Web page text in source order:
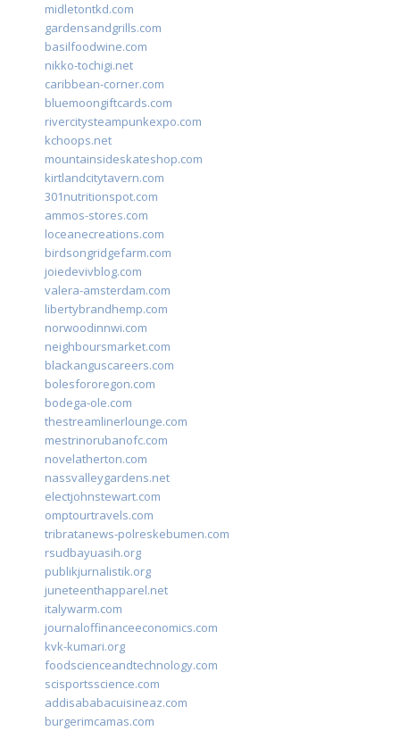
midletontkd.com
gardensandgrills.com
basilfoodwine.com
nikko-tochigi.net
caribbean-corner.com
bluemoongiftcards.com
rivercitysteampunkexpo.com
kchoops.net
mountainsideskateshop.com
kirtlandcitytavern.com
301nutritionspot.com
ammos-stores.com
loceanecreations.com
birdsongridgefarm.com
joiedevivblog.com
valera-amsterdam.com
libertybrandhemp.com
norwoodinnwi.com
neighboursmarket.com
blackanguscareers.com
bolesfororegon.com
bodega-ole.com
thestreamlinerlounge.com
mestrinorubanofc.com
novelatherton.com
nassvalleygardens.net
electjohnstewart.com
omptourtravels.com
tribratanews-polreskebumen.com
rsudbayuasih.org
publikjurnalistik.org
juneteenthapparel.net
italywarm.com
journaloffinanceeconomics.com
kvk-kumari.org
foodscienceandtechnology.com
scisportsscience.com
addisababacuisineaz.com
burgerimcamas.com